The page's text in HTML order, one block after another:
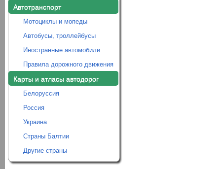
Автотранспорт
Мотоциклы и мопеды
Автобусы, троллейбусы
Иностранные автомобили
Правила дорожного движения
Карты и атласы автодорог
Белоруссия
Россия
Украина
Страны Балтии
Другие страны